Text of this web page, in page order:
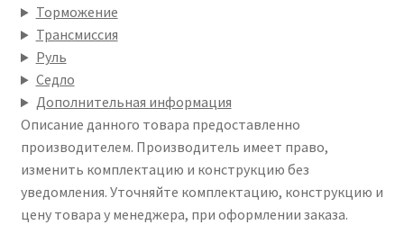
Торможение
Трансмиссия
Руль
Седло
Дополнительная информация
Описание данного товара предоставленно
производителем. Производитель имеет право,
изменить комплектацию и конструкцию без
уведомления. Уточняйте комплектацию, конструкцию и
цену товара у менеджера, при оформлении заказа.